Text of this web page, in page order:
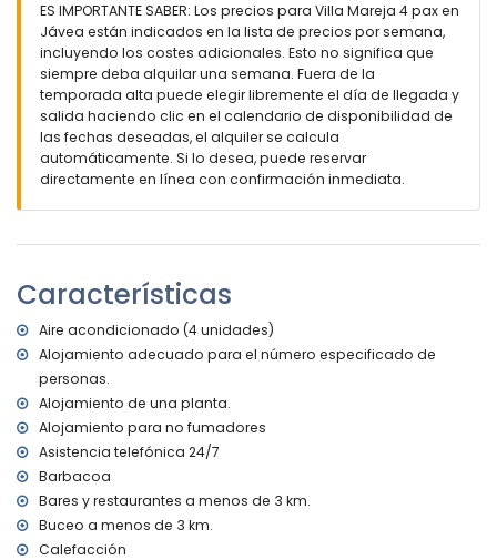
piscina privada de 8m x 4m y 2m de profundidad
maravilloso jardín con césped, grava, árboles y mobiliario
de jardín con tumbonas
3 terrazas, de las cuales 1 está cubierta
barbacoa
ducha exterior
zona de estar y comedor al aire libre
Más información
pueblo más cercano: Jávea (a menos de 5 kilómetros de
playa más cercana: El Arenal, Jávea (a menos de 3
kilómetros de la villa)
puerto más cercano: Nou Fontana (a menos de 3
kilómetros de la villa)
parque más cercano: Montgó, Jávea (a menos de 5
kilómetros de la villa)
aeropuerto más cercano: Alicante (a menos de 100
kilómetros de la villa)
segundo aeropuerto más cercano: Valencia (> 100
kilómetros)
prohibido fumar
no se permiten mascotas
El alojamiento es muy adecuado para familias con niños
ES IMPORTANTE SABER: Los precios para Villa Mareja 4 pax en
Jávea están indicados en la lista de precios por semana,
incluyendo los costes adicionales. Esto no significa que
siempre deba alquilar una semana. Fuera de la
temporada alta puede elegir libremente el día de llegada y
salida haciendo clic en el calendario de disponibilidad de
las fechas deseadas, el alquiler se calcula
automáticamente. Si lo desea, puede reservar
directamente en línea con confirmación inmediata.
Características
Aire acondicionado (4 unidades)
Alojamiento adecuado para el número especificado de
personas.
Alojamiento de una planta.
Alojamiento para no fumadores
Asistencia telefónica 24/7
Barbacoa
Bares y restaurantes a menos de 3 km.
Buceo a menos de 3 km.
Calefacción